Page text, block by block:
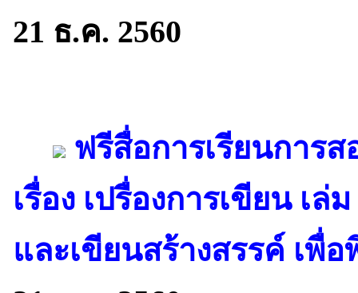
21 ธ.ค. 2560
ฟรีสื่อการเรียนการ
เรื่อง เปรื่องการเขียน เล่
และเขียนสร้างสรรค์ เพื่